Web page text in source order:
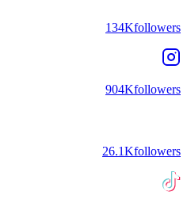
134Kfollowers
904Kfollowers
26.1Kfollowers